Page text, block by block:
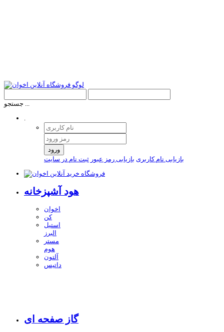
جستجو ...
.
ورود
بازیابی نام کاربری بازیابی رمز عبور ثبت نام در سایت
هود آشپزخانه
اخوان
کن
استیل
البرز
مستر
هوم
آلتون
داتیس
گاز صفحه ای